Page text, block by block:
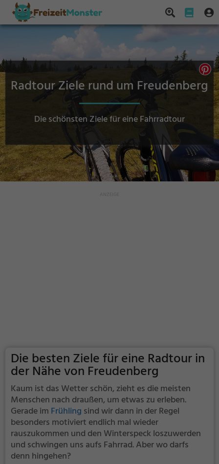
Radtour Ziele rund um Freudenberg
Die schönsten Ziele für eine Fahrradtour
Die besten Ziele für eine Radtour in
der Nähe von Freudenberg
Kaum ist das Wetter schön, zieht es die meisten
Menschen nach draußen, um etwas zu erleben.
Gerade im Frühling sind wir dann in der Regel
besonders motiviert endlich mal wieder
rauszukommen und den Winterspeck loszuwerden
und schwingen uns aufs Fahrrad. Aber wo darfs
denn hingehen?